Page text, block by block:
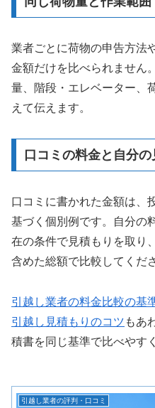
業者ごとに荷物の申告方法
金額だけを比べられません
量、階段・エレベーター、
えて伝えます。
口コミの料金と自分
口コミに書かれた金額は、
基づく個別例です。自分の
在の条件で見積もりを取り
含めた総額で比較してくだ
引越し業者の料金比較の基
引越し見積もりのコツ もあ
積書を同じ基準で比べやす
引越し業者の評判・口コミ